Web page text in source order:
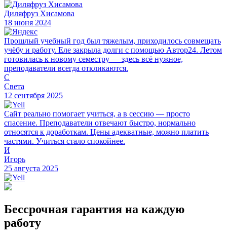
Диляфруз Хисамова
18 июня 2024
Прошлый учебный год был тяжелым, приходилось совмещать
учёбу и работу. Еле закрыла долги с помощью Автор24. Летом
готовилась к новому семестру — здесь всё нужное,
преподаватели всегда откликаются.
С
Света
12 сентября 2025
Сайт реально помогает учиться, а в сессию — просто
спасение. Преподаватели отвечают быстро, нормально
относятся к доработкам. Цены адекватные, можно платить
частями. Учиться стало спокойнее.
И
Игорь
25 августа 2025
Бессрочная гарантия на каждую
работу